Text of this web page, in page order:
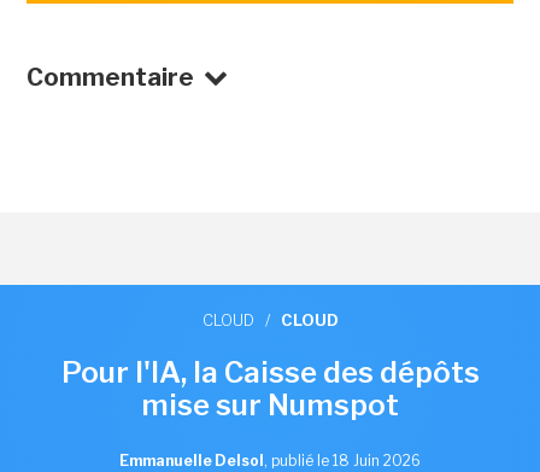
Commentaire
CLOUD / CLOUD
Pour l'IA, la Caisse des dépôts
mise sur Numspot
Emmanuelle Delsol , publié le 18 Juin 2026